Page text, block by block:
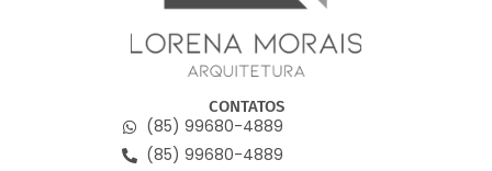
CONTATOS
(85) 99680-4889
(85) 99680-4889